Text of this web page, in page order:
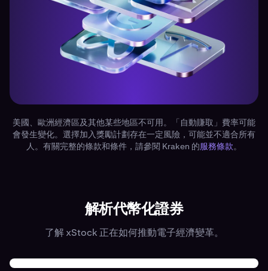
美國、歐洲經濟區及其他某些地區不可用。「自動賺取」費率可能
會發生變化。選擇加入獎勵計劃存在一定風險，可能並不適合所有
人。有關完整的條款和條件，請參閱 Kraken 的服務條款。
解析代幣化證券
了解 xStock 正在如何推動電子經濟變革。